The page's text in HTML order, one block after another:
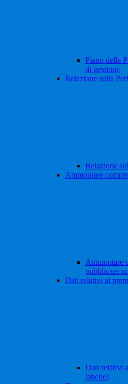
Piano della
di gestione
Relazione sulla
Relazione
Ammontare
Ammontare
pubblicare
Dati relativi ai
Dati relativi
tabelle)